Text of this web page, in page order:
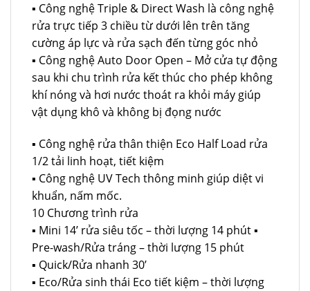
▪ Công nghệ Triple & Direct Wash là công nghệ
rửa trực tiếp 3 chiều từ dưới lên trên tăng
cường áp lực và rửa sạch đến từng góc nhỏ
▪ Công nghệ Auto Door Open – Mở cửa tự động
sau khi chu trình rửa kết thúc cho phép không
khí nóng và hơi nước thoát ra khỏi máy giúp
vật dụng khô và không bị đọng nước
▪ Công nghệ rửa thân thiện Eco Half Load rửa
1/2 tải linh hoạt, tiết kiệm
▪ Công nghệ UV Tech thông minh giúp diệt vi
khuẩn, nấm mốc.
10 Chương trình rửa
▪ Mini 14’ rửa siêu tốc – thời lượng 14 phút ▪
Pre-wash/Rửa tráng – thời lượng 15 phút
▪ Quick/Rửa nhanh 30’
▪ Eco/Rửa sinh thái Eco tiết kiệm – thời lượng